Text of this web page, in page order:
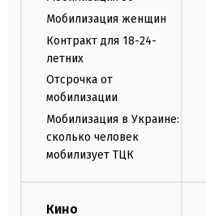
Мобилизация женщин
Контракт для 18-24-
летних
Отсрочка от
мобилизации
Мобилизация в Украине:
сколько человек
мобилизует ТЦК
Кино